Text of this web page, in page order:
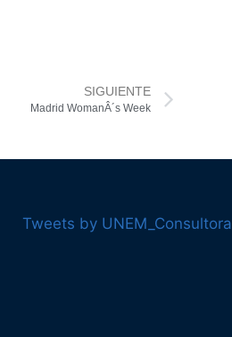
SIGUIENTE
Madrid WomanÂ´s Week
Tweets by UNEM_Consultora